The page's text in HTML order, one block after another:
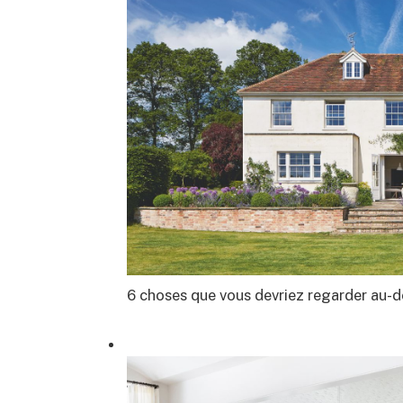
6 choses que vous devriez regarder au-